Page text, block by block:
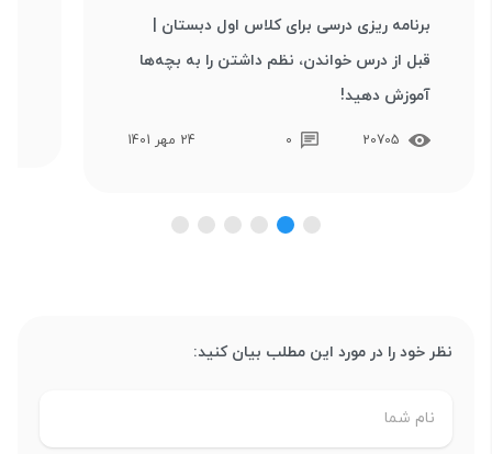
برنامه ریزی درسی برای کلاس اول دبستان |
قبل از درس خواندن، نظم داشتن را به بچه‌ها
آموزش دهید!
20705
0 24 مهر 1401
نظر خود را در مورد این مطلب بیان کنید: